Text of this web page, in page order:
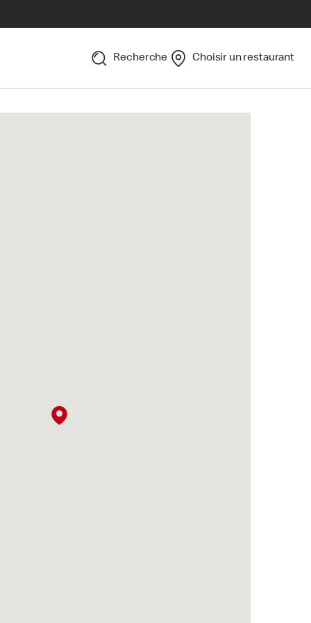
Recherche Choisir un restaurant